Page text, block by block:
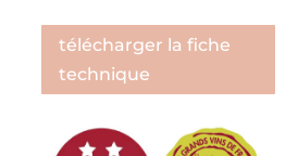
télécharger la fiche
technique